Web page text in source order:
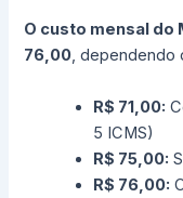
O custo mensal do
76,00, dependendo
R$ 71,00:
5 ICMS)
R$ 75,00:
R$ 76,00: